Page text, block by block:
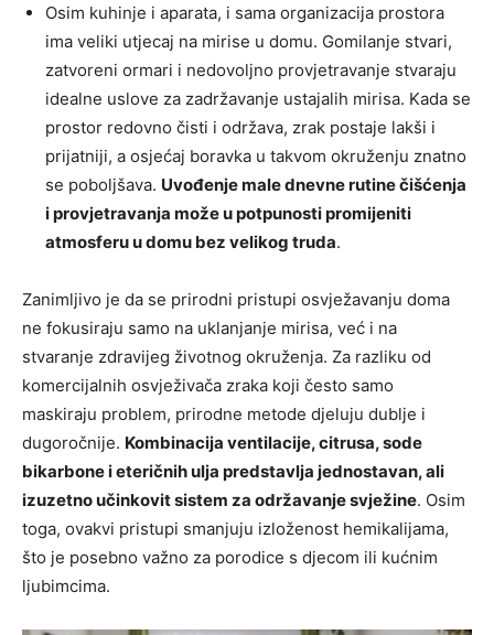
Osim kuhinje i aparata, i sama organizacija prostora
ima veliki utjecaj na mirise u domu. Gomilanje stvari,
zatvoreni ormari i nedovoljno provjetravanje stvaraju
idealne uslove za zadržavanje ustajalih mirisa. Kada se
prostor redovno čisti i održava, zrak postaje lakši i
prijatniji, a osjećaj boravka u takvom okruženju znatno
se poboljšava. Uvođenje male dnevne rutine čišćenja
i provjetravanja može u potpunosti promijeniti
atmosferu u domu bez velikog truda.
Zanimljivo je da se prirodni pristupi osvježavanju doma
ne fokusiraju samo na uklanjanje mirisa, već i na
stvaranje zdravijeg životnog okruženja. Za razliku od
komercijalnih osvježivača zraka koji često samo
maskiraju problem, prirodne metode djeluju dublje i
dugoročnije. Kombinacija ventilacije, citrusa, sode
bikarbone i eteričnih ulja predstavlja jednostavan, ali
izuzetno učinkovit sistem za održavanje svježine. Osim
toga, ovakvi pristupi smanjuju izloženost hemikalijama,
što je posebno važno za porodice s djecom ili kućnim
ljubimcima.